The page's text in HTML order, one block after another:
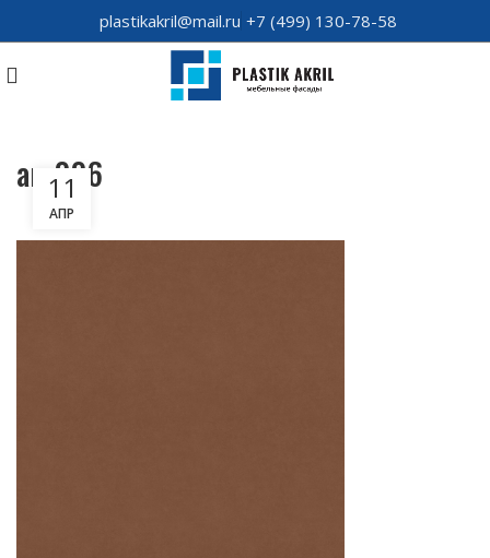
plastikakril@mail.ru +7 (499) 130-78-58
arv006
11
АПР